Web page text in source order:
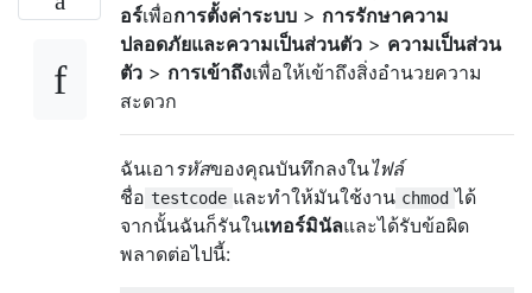
อร์เพื่อการตั้งค่าระบบ > การรักษาความ
ปลอดภัยและความเป็นส่วนตัว > ความเป็นส่วน
ตัว > การเข้าถึงเพื่อให้เข้าถึงสิ่งอำนวยความ
สะดวก
ฉันเอารหัสของคุณบันทึกลงในไฟล์
ชื่อ testcode และทำให้มันใช้งาน chmod ได้
จากนั้นฉันก็รันในเทอร์มินัลและได้รับข้อผิด
พลาดต่อไปนี้: